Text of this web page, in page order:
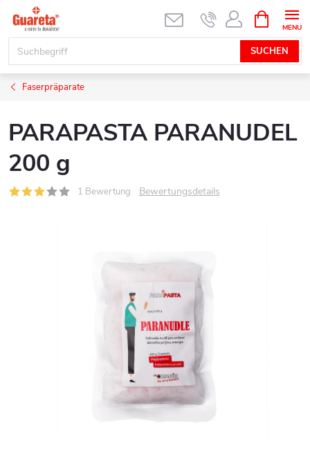
Inhalt
springen
SUCHEN
Faserpräparate
PARAPASTA PARANUDEL
200 g
1 Bewertung Bewertungsdetails